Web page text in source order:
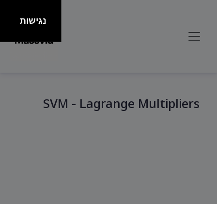
SVM - Lagrange Multipliers
נגישות